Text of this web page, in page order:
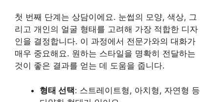
첫 번째 단계는 상담이에요. 눈썹의 모양, 색상, 그
리고 개인의 얼굴 형태를 고려해 가장 적합한 디자
인을 결정합니다. 이 과정에서 전문가와의 대화가
매우 중요해요. 원하는 스타일을 명확히 전달하는
것이 좋은 결과를 얻는 데 도움을 줍니다.
형태 선택: 스트레이트형, 아치형, 자연형 등